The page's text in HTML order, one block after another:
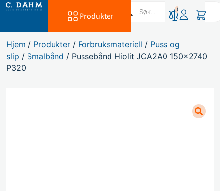
Produkter
0
Hjem / Produkter / Forbruksmateriell / Puss og
slip / Smalbånd / Pussebånd Hiolit JCA2A0 150×2740
P320